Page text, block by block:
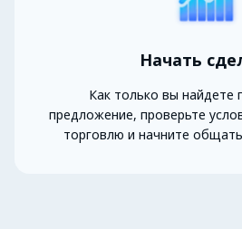
Начать
Как только вы найдете
предложение, проверьте
торговлю и начните